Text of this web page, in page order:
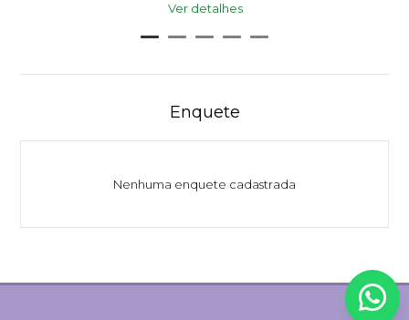
Ver detalhes
Enquete
Nenhuma enquete cadastrada